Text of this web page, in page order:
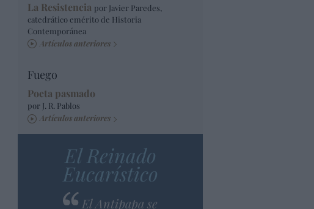
La Resistencia por Javier Paredes,
catedrático emérito de Historia
Contemporánea
Artículos anteriores
Fuego
Poeta pasmado
por J. R. Pablos
Artículos anteriores
El Reinado
Eucarístico
El Antipapa se